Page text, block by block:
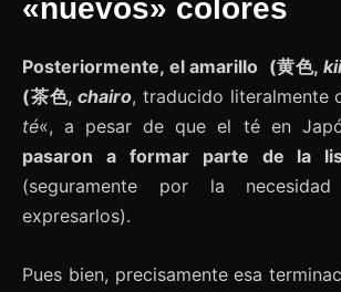
«nuevos» colores
Posteriormente, el amarillo (黄色,
(茶色,chairo, traducido literalmente
té«, a pesar de que el té en
pasaron a formar parte de la
(seguramente por la
expresarlos).
Pues bien, precisamente esa